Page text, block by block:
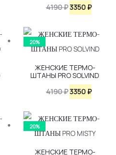
₽.
4190₽
составляла
4190 ₽.
3350 ₽
3350 ₽.
₽.
20%
ЖЕНСКИЕ ТЕРМО-
ШТАНЫ PRO SOLVIND
4190₽
составляла
4190 ₽.
3350 ₽
3350 ₽.
20%
ЖЕНСКИЕ ТЕРМО-